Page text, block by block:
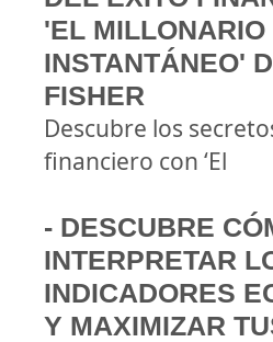
'EL MILLONARIO
INSTANTÁNEO'
FISHER
Descubre los
financiero con ‘El
- DESCUBRE
INTERPRETAR
INDICADORES
Y MAXIMIZAR